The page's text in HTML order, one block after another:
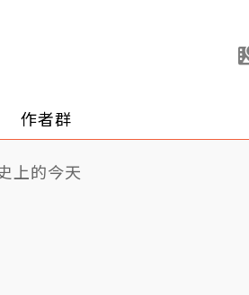
作者群
上的今天